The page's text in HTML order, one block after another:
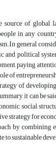
of global
in any
general,
political
paying
of
of
it can be
social,
strategy for
by
to sustainable